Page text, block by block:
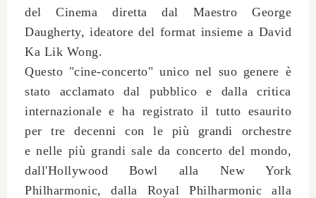
del Cinemadiretta dal Maestro George
Daugherty, ideatore del format insieme a David
Ka Lik Wong.
Questo "cine-concerto" unico nel suo genere è
stato acclamato dal pubblico e dalla critica
internazionale e ha registrato il tutto esaurito
per tre decenni con le più grandi orchestre
enelle più grandi sale da concerto del mondo,
dall'Hollywood Bowl alla New York
Philharmonic, dalla Royal Philharmonic alla